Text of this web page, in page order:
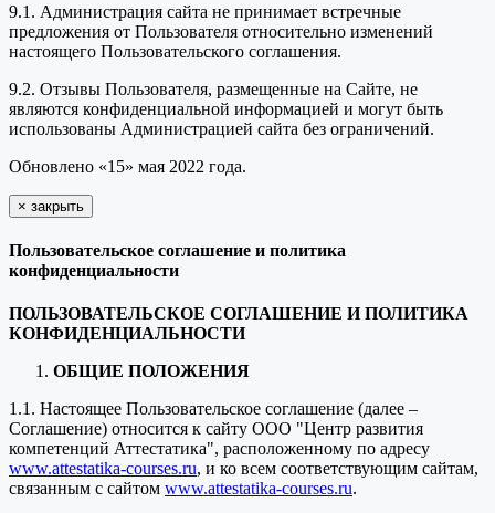
9.1. Администрация сайта не принимает встречные
предложения от Пользователя относительно изменений
настоящего Пользовательского соглашения.
9.2. Отзывы Пользователя, размещенные на Сайте, не
являются конфиденциальной информацией и могут быть
использованы Администрацией сайта без ограничений.
Обновлено «15» мая 2022 года.
× закрыть
Пользовательское соглашение и политика
конфиденциальности
ПОЛЬЗОВАТЕЛЬСКОЕ СОГЛАШЕНИЕ И ПОЛИТИКА
КОНФИДЕНЦИАЛЬНОСТИ
ОБЩИЕ ПОЛОЖЕНИЯ
1.1. Настоящее Пользовательское соглашение (далее –
Соглашение) относится к сайту ООО "Центр развития
компетенций Аттестатика", расположенному по адресу
www.attestatika-courses.ru, и ко всем соответствующим сайтам,
связанным с сайтом www.attestatika-courses.ru.